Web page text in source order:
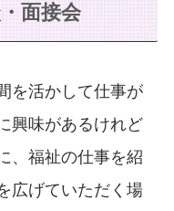
面接会
を活かして仕事が
興味があるけれど
、福祉の仕事を紹
広げていただく場